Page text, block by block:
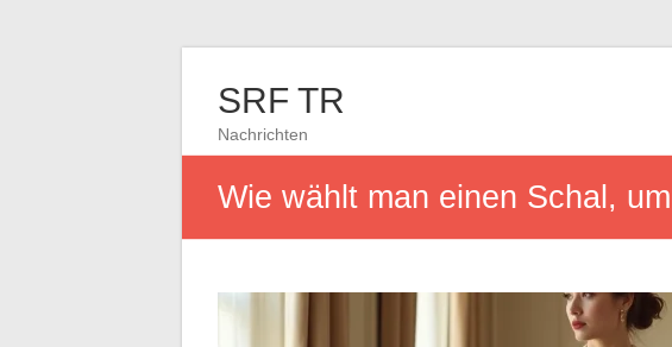
SRF TR
Nachrichten
Wie wählt man einen Schal,